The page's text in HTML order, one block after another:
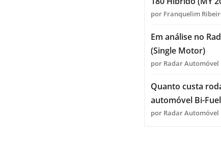
por Franquelim
Em análise no
(Single Motor)
por Radar Automóvel
Quanto custa
automóvel Bi-
por Radar Automóvel